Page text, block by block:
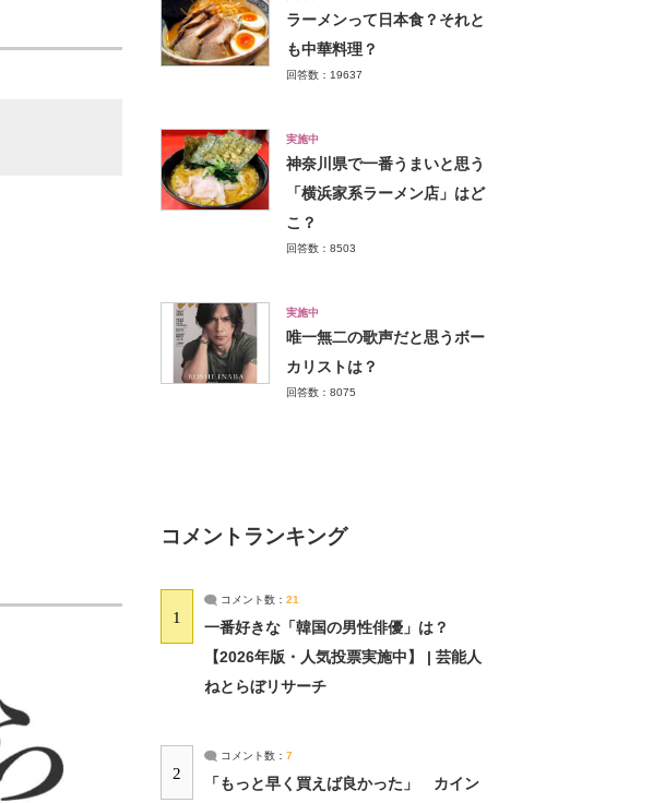
ラーメンって日本食？それと
も中華料理？
回答数：19637
実施中
神奈川県で一番うまいと思う
「横浜家系ラーメン店」はど
こ？
回答数：8503
実施中
唯一無二の歌声だと思うボー
カリストは？
回答数：8075
コメントランキング
1
コメント数： 21
一番好きな「韓国の男性俳優」は？
【2026年版・人気投票実施中】 | 芸能人
ねとらぼリサーチ
2
コメント数： 7
「もっと早く買えば良かった」 カイン